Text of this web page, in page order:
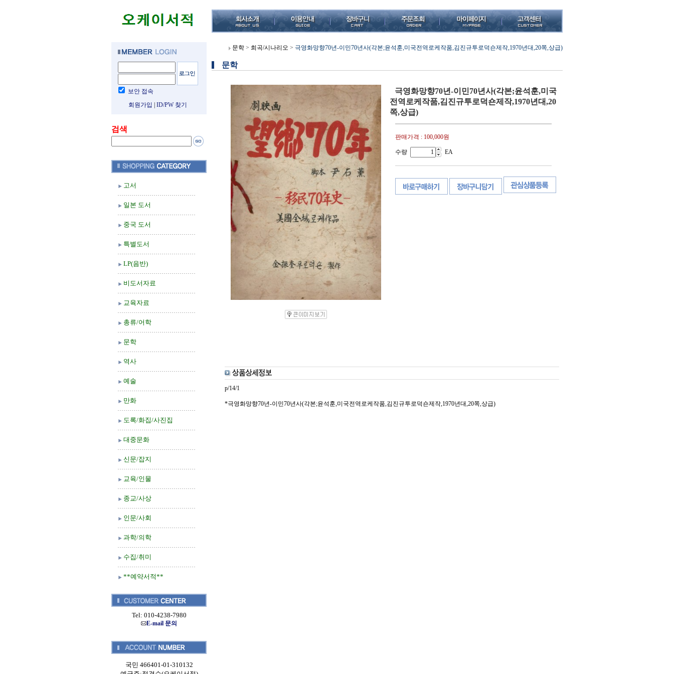
보안 접속
회원가입
ID/PW 찾기
검색
고서
일본 도서
중국 도서
특별도서
LP(음반)
비도서자료
교육자료
총류/어학
문학
역사
예술
만화
도록/화집/사진집
대중문화
신문/잡지
교육/인물
종교/사상
인문/사회
과학/의학
수집/취미
**예약서적**
Tel: 010-4238-7980
E-mail 문의
국민 466401-01-310132
문학 > 희곡/시나리오 > 극영화망향70년-이민70년사(각본;윤석훈,미국전역로케작품,김진규투로덕숀제작,1970년대,20쪽,상급)
문학
극영화망향70년-이민70년사(각본;윤석훈,미국
전역로케작품,김진규투로덕숀제작,1970년대,20
쪽,상급)
판매가격 : 100,000원
수량 EA
p/14/1
*극영화망향70년-이민70년사(각본;윤석훈,미국전역로케작품,김진규투로덕숀제작,1970년대,20쪽,상급)